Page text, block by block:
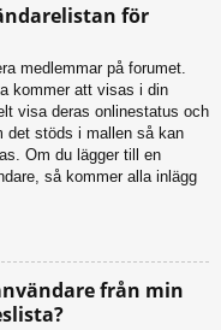
för
medlemmar på forumet.
kommer att visas i din
visa deras onlinestatus och
det stöds i mallen så kan
Om du lägger till en
så kommer alla inlägg
från min